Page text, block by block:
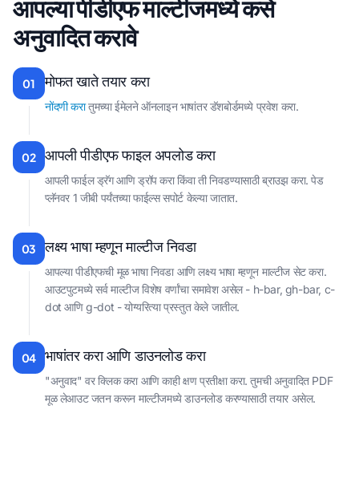
आपल्या पीडीएफ माल्टीजमध्ये कसे
अनुवादित करावे
01 मोफत खाते तयार करा
नोंदणी करातुमच्या ईमेलने ऑनलाइन भाषांतर डॅशबोर्डमध्ये प्रवेश करा.
02 आपली पीडीएफ फाइल अपलोड करा
आपली फाईल ड्रॅग आणि ड्रॉप करा किंवा ती निवडण्यासाठी ब्राउझ करा. पेड
प्लॅनवर 1 जीबी पर्यंतच्या फाईल्स सपोर्ट केल्या जातात.
03 लक्ष्य भाषा म्हणून माल्टीज निवडा
आपल्या पीडीएफची मूळ भाषा निवडा आणि लक्ष्य भाषा म्हणून माल्टीज सेट करा.
आउटपुटमध्ये सर्व माल्टीज विशेष वर्णांचा समावेश असेल - h-bar, gh-bar, c-
dot आणि g-dot - योग्यरित्या प्रस्तुत केले जातील.
04 भाषांतर करा आणि डाउनलोड करा
"अनुवाद" वर क्लिक करा आणि काही क्षण प्रतीक्षा करा. तुमची अनुवादित PDF
मूळ लेआउट जतन करून माल्टीजमध्ये डाउनलोड करण्यासाठी तयार असेल.